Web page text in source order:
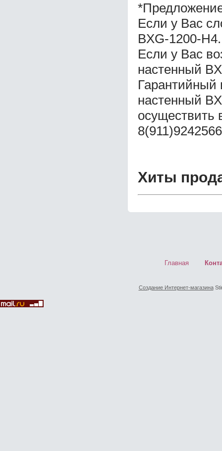
Если у Вас
BXG-1200-H4.
Если у Вас
настенный
Гарантийный
настенный
осуществить
Хиты
Главная
Создание Интернет-магазина